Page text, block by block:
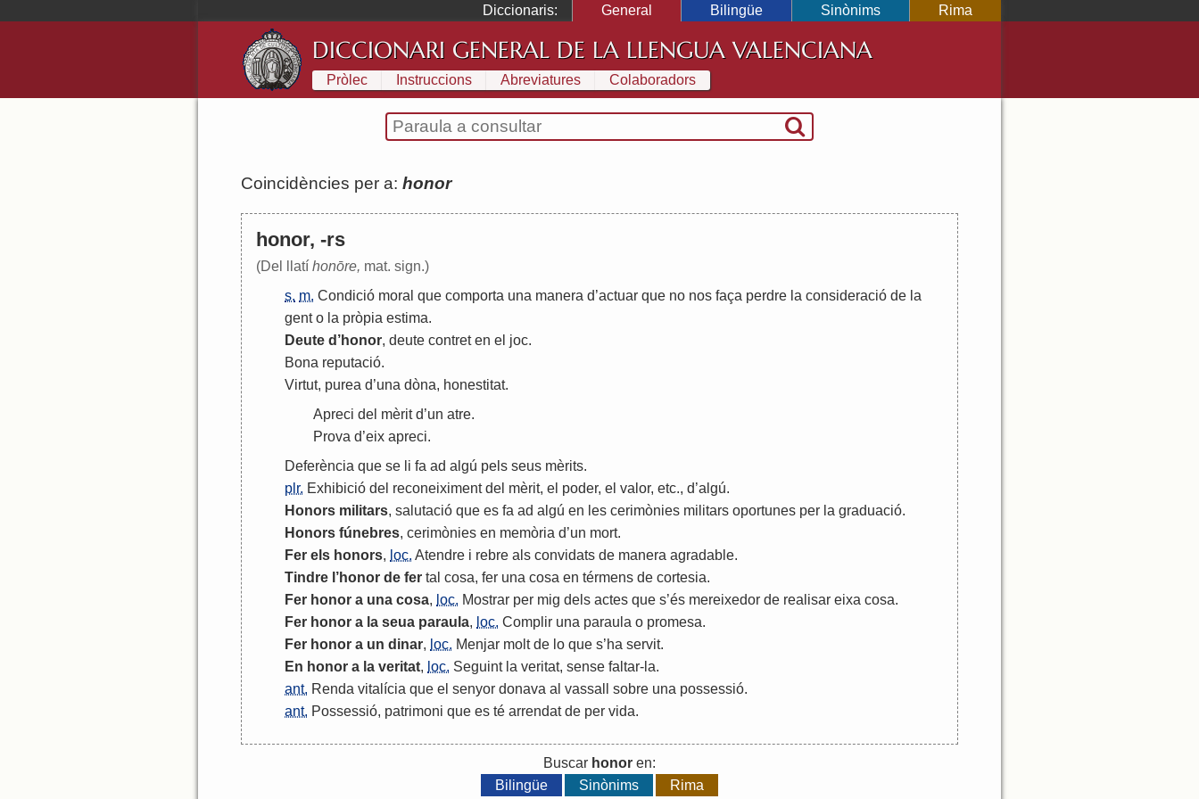
Diccionaris: General Bilingüe Sinònims Rima
DICCIONARI GENERAL DE LA LLENGUA VALENCIANA
Pròlec Instruccions Abreviatures Colaboradors
Coincidències per a: honor
honor, -rs
(Del llatí honōre, mat. sign.)
s. m. Condició moral que comporta una manera d’actuar que no nos faça perdre la consideració de la
gent o la pròpia estima.
Deute d ’honor, deute contret en el joc.
Bona reputació.
Virtut, purea d’una dòna, honestitat.
Apreci del mèrit d’un atre.
Prova d’eix apreci.
Deferència que se li fa ad algú pels seus mèrits.
plr. Exhibició del reconeiximent del mèrit, el poder, el valor, etc., d’algú.
Honors militars, salutació que es fa ad algú en les cerimònies militars oportunes per la graduació.
Honors fúnebres, cerimònies en memòria d’un mort.
Fer els honors, loc. Atendre i rebre als convidats de manera agradable.
Tindre ’honor de fer tal cosa, fer una cosa en térmens de cortesia.
Fer honor a una cosa, loc. Mostrar per mig dels actes que s’és mereixedor de realisar eixa cosa.
Fer honor a la seua paraula, loc. Complir una paraula o promesa.
Fer honor a un dinar, loc. Menjar molt de lo que s’ha servit.
En honor a la veritat, loc. Seguint la veritat, sense faltar- la.
ant. Renda vitalícia que el senyor donava al vassall sobre una possessió.
ant. Possessió, patrimoni que es té arrendat de per vida.
Buscar honor en:
Bilingüe
Sinònims Rima